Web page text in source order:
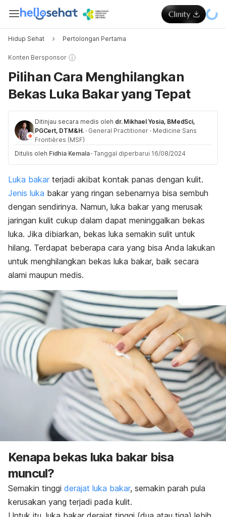
Hidup Sehat Pertolongan Pertama
Konten Bersponsor
Pilihan Cara Menghilangkan
Bekas Luka Bakar yang Tepat
Ditinjau secara medis oleh dr. Mikhael Yosia, BMedSci,
PGCert, DTM&H. · General Practitioner · Medicine Sans
Frontières (MSF)
Ditulis oleh Fidhia Kemala · Tanggal diperbarui 16/08/2024
Luka bakar terjadi akibat kontak panas dengan kulit.
Jenis luka bakar yang ringan sebenarnya bisa sembuh
dengan sendirinya. Namun, luka bakar yang merusak
jaringan kulit cukup dalam dapat meninggalkan bekas
luka. Jika dibiarkan, bekas luka semakin sulit untuk
hilang. Terdapat beberapa cara yang bisa Anda lakukan
untuk menghilangkan bekas luka bakar, baik secara
alami maupun medis.
Kenapa bekas luka bakar bisa
muncul?
Semakin tinggi derajat luka bakar, semakin parah pula
kerusakan yang terjadi pada kulit.